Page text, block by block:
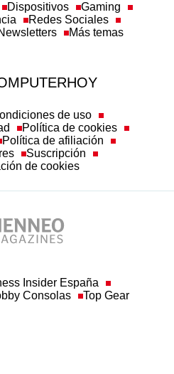
Dispositivos
Gaming
Redes Sociales
Más temas
de uso
Política de cookies
Política de afiliación
Suscripción
de cookies
Insider España
Consolas Top Gear